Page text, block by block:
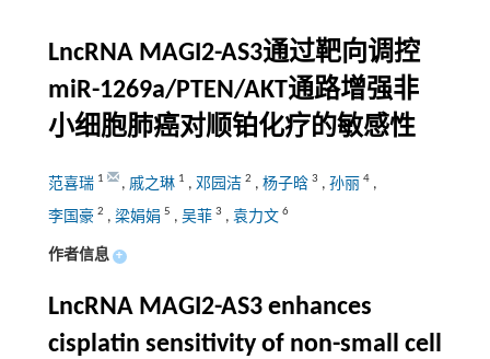
LncRNA MAGI2-AS3通过靶向调控
miR-1269a/PTEN/AKT通路增强非
小细胞肺癌对顺铂化疗的敏感性
范喜瑞 1 , 戚之琳 1 , 邓园洁 2 , 杨子晗 3 , 孙丽 4,
李国豪 2 , 梁娟娟 5 , 吴菲 3 , 袁力文 6
作者信息 +
LncRNA MAGI2-AS3 enhances
cisplatin sensitivity of non-small cell